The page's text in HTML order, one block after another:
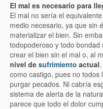
El mal es necesario para
El mal no sería el
medio necesario, ya que sin
materializar el bien. Sin
todopoderoso y todo
crear el bien sin el mal o, al
nivel de sufrimiento actual
como castigo, pues no todos
purgar pecados. Ni cabría
sistema de alerta de la
parece que todo el dolor